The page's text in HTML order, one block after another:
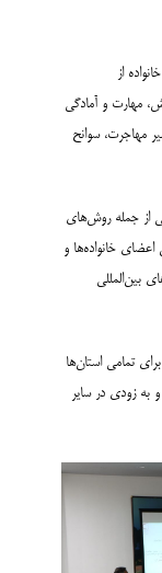
خانواده از
مهارت و آمادگی
مهاجرت، سوانح
از جمله روش‌های
خانواده‌ها و
بین‌المللی
تمامی استان‌ها
به زودی در سایر